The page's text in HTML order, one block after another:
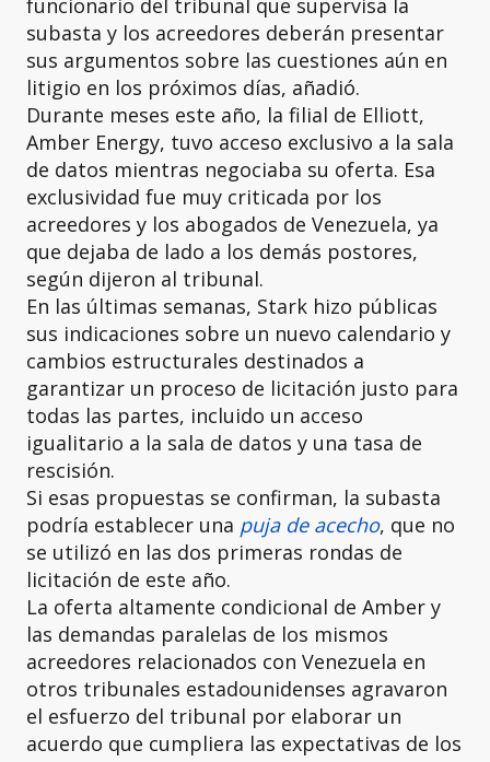
subasta y los acreedores deberán presentar
sus argumentos sobre las cuestiones aún en
litigio en los próximos días, añadió.
Durante meses este año, la filial de Elliott,
Amber Energy, tuvo acceso exclusivo a la sala
de datos mientras negociaba su oferta. Esa
exclusividad fue muy criticada por los
acreedores y los abogados de Venezuela, ya
que dejaba de lado a los demás postores,
según dijeron al tribunal.
En las últimas semanas, Stark hizo públicas
sus indicaciones sobre un nuevo calendario y
cambios estructurales destinados a
garantizar un proceso de licitación justo para
todas las partes, incluido un acceso
igualitario a la sala de datos y una tasa de
rescisión.
Si esas propuestas se confirman, la subasta
podría establecer una puja de acecho, que no
se utilizó en las dos primeras rondas de
licitación de este año.
La oferta altamente condicional de Amber y
las demandas paralelas de los mismos
acreedores relacionados con Venezuela en
otros tribunales estadounidenses agravaron
el esfuerzo del tribunal por elaborar un
acuerdo que cumpliera las expectativas de los